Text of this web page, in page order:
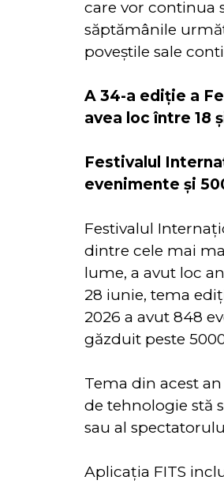
care vor continua
săptămânile
poveştile sale
A 34-a ediţie a
avea loc între 18
Festivalul
evenimente și
Festivalul
dintre cele mai
lume, a avut loc
28 iunie, tema
2026 a avut 848
găzduit peste
Tema din acest
de tehnologie stă
sau al
Aplicația FITS